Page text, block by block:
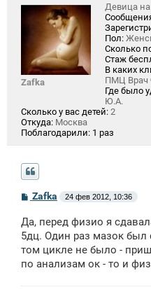
Zafka
Девица
Пол:
Сколько
Стаж
В каких
ПМЦ Врач
Где было
Ю.А.
Сколько у вас детей: 2
Откуда: Москва
Поблагодарили: 1 раз
С
о
б
щ
е
н
и
Zafka 24 фев 2012, 10:36
Да, перед физио я
5дц. Один раз мазок был
том цикле не было -
по анализам ок - то и